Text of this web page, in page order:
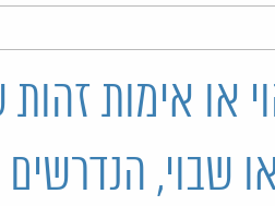
או אימות
שבוי,